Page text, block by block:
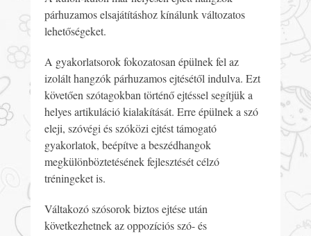
párhuzamos elsajátításhoz kínálunk változatos
lehetőségeket.
A gyakorlatsorok fokozatosan épülnek fel az
izolált hangzók párhuzamos ejtésétől indulva. Ezt
követően szótagokban történő ejtéssel segítjük a
helyes artikuláció kialakítását. Erre épülnek a szó
eleji, szóvégi és szóközi ejtést támogató
gyakorlatok, beépítve a beszédhangok
megkülönböztetésének fejlesztését célzó
tréningeket is.
Váltakozó szósorok biztos ejtése után
következhetnek az oppozíciós szó- és